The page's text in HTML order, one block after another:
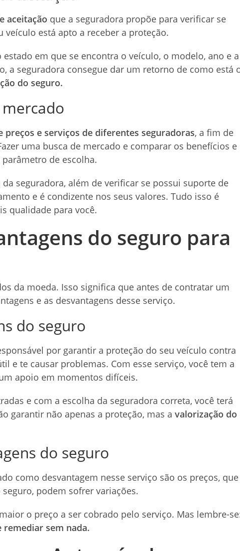
aceitação que a seguradora propõe para verificar se
veículo está apto a receber a proteção.
em que se encontra o veículo, o modelo, ano e a
a seguradora consegue dar um retorno de como está
do seguro.
preços e serviços de diferentes seguradoras, a fim de
uma busca de mercado e comparar os benefícios e
de escolha.
seguradora, além de verificar se possui suporte de
e é condizente nos seus valores. Tudo isso é
qualidade para você.
do seguro para
da moeda. Isso significa que antes de contratar um
e as desvantagens desse serviço.
do seguro
por garantir a proteção do seu veículo contra
e te causar problemas. Com esse serviço, você tem a
apoio em momentos difíceis.
e com a escolha da seguradora correta, você terá
garantir não apenas a proteção, mas a valorização do
do seguro
como desvantagem nesse serviço são os preços, que
podem sofrer variações.
o preço a ser cobrado pelo serviço. Mas lembre-
sem nada.